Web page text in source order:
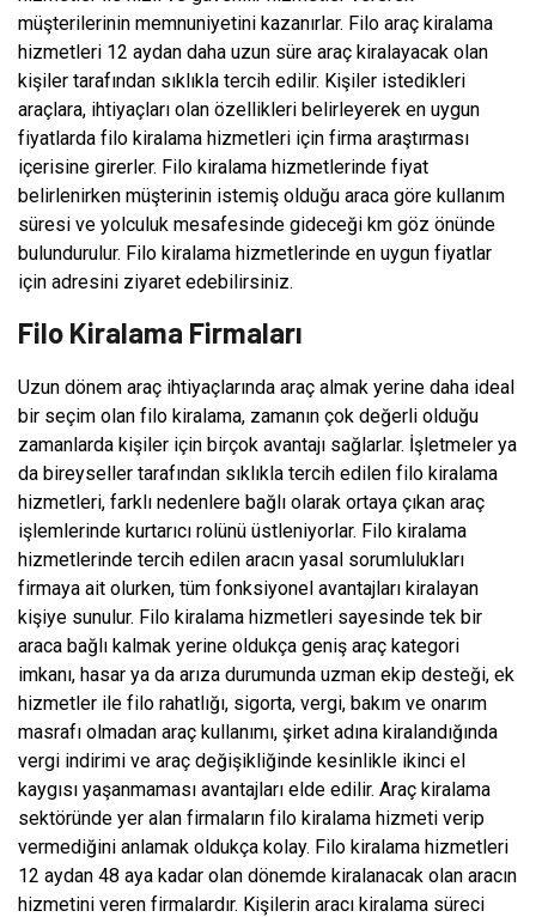
müşterilerinin memnuniyetini kazanırlar. Filo araç kiralama
hizmetleri 12 aydan daha uzun süre araç kiralayacak olan
kişiler tarafından sıklıkla tercih edilir. Kişiler istedikleri
araçlara, ihtiyaçları olan özellikleri belirleyerek en uygun
fiyatlarda filo kiralama hizmetleri için firma araştırması
içerisine girerler. Filo kiralama hizmetlerinde fiyat
belirlenirken müşterinin istemiş olduğu araca göre kullanım
süresi ve yolculuk mesafesinde gideceği km göz önünde
bulundurulur. Filo kiralama hizmetlerinde en uygun fiyatlar
için adresini ziyaret edebilirsiniz.
Filo Kiralama Firmaları
Uzun dönem araç ihtiyaçlarında araç almak yerine daha ideal
bir seçim olan filo kiralama, zamanın çok değerli olduğu
zamanlarda kişiler için birçok avantajı sağlarlar. İşletmeler ya
da bireyseller tarafından sıklıkla tercih edilen filo kiralama
hizmetleri, farklı nedenlere bağlı olarak ortaya çıkan araç
işlemlerinde kurtarıcı rolünü üstleniyorlar. Filo kiralama
hizmetlerinde tercih edilen aracın yasal sorumlulukları
firmaya ait olurken, tüm fonksiyonel avantajları kiralayan
kişiye sunulur. Filo kiralama hizmetleri sayesinde tek bir
araca bağlı kalmak yerine oldukça geniş araç kategori
imkanı, hasar ya da arıza durumunda uzman ekip desteği, ek
hizmetler ile filo rahatlığı, sigorta, vergi, bakım ve onarım
masrafı olmadan araç kullanımı, şirket adına kiralandığında
vergi indirimi ve araç değişikliğinde kesinlikle ikinci el
kaygısı yaşanmaması avantajları elde edilir. Araç kiralama
sektöründe yer alan firmaların filo kiralama hizmeti verip
vermediğini anlamak oldukça kolay. Filo kiralama hizmetleri
12 aydan 48 aya kadar olan dönemde kiralanacak olan aracın
hizmetini veren firmalardır. Kişilerin aracı kiralama süreci